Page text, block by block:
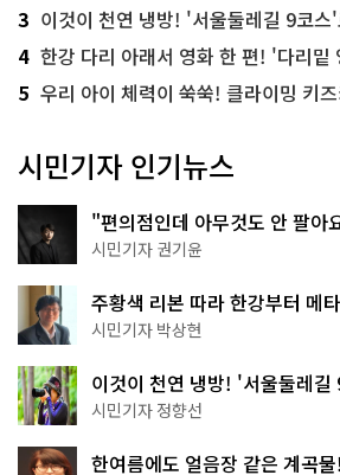
3 이것이 천연 냉방! '서울둘레길 9코스
4 한강 다리 아래서 영화 한 편! '다리밑
5 우리 아이 체력이 쑥쑥! 클라이밍 키
시민기자 인기뉴스
"편의점인데 아무것도 안 팔아
한 편의점의 정체
시민기자 권기윤
주황색 리본 따라 한강부터 메
서울둘레길 15코스
시민기자 박상현
이것이 천연 냉방! '서울둘레
나볼까
시민기자 정향선
한여름에도 얼음장 같은 계곡